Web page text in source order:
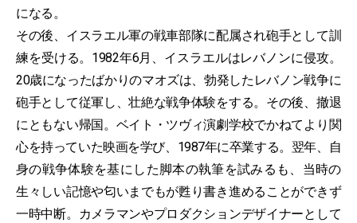
になる。
その後、イスラエル軍の戦車部隊に配属され砲手として訓
練を受ける。1982年6月、イスラエルはレバノンに侵攻。
20歳になったばかりのマオズは、勃発したレバノン戦争に
砲手として従軍し、壮絶な戦争体験をする。その後、撤退
にともない帰国。ベイト・ツヴィ演劇学校でかねてより関
心を持っていた映画を学び、1987年に卒業する。翌年、自
身の戦争体験を基にした脚本の執筆を試みるも、当時の
生々しい記憶や匂いまでもが甦り書き進めることができず
一時中断。カメラマンやプロダクションデザイナーとして